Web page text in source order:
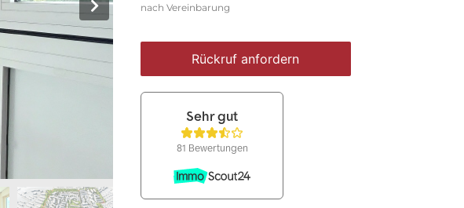
nach Vereinbarung
Rückruf anfordern